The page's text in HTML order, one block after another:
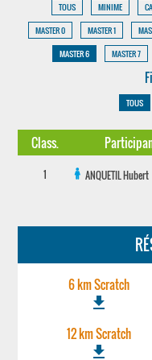
TOUS MINIME
MASTER 0
MASTER 1
MASTER 6
MASTER 7
TOUS
Class.
1 ANQUETILHubert
6 km Scratch
file_download
12 km Scratch
file_download